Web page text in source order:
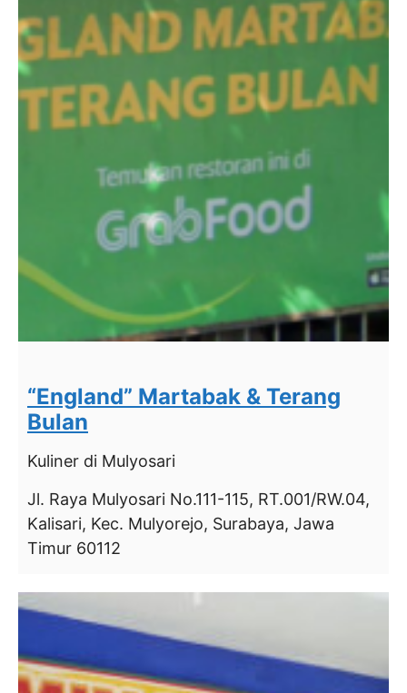
“England” Martabak & Terang
Bulan
Kuliner di Mulyosari
Jl. Raya Mulyosari No.111-115, RT.001/RW.04,
Kalisari, Kec. Mulyorejo, Surabaya, Jawa
Timur 60112